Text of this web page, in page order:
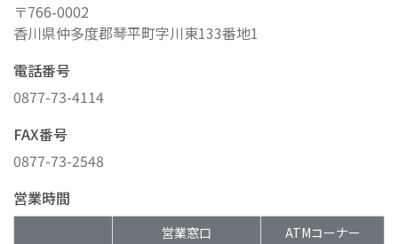
〒766-0002
香川県仲多度郡琴平町字川東133番地1
電話番号
0877-73-4114
FAX番号
0877-73-2548
営業時間
営業窓口
ATMコーナー